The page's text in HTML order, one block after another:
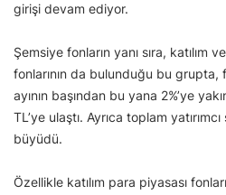
girişi devam ediyor.
Şemsiye fonların yanı sıra, katılım
fonlarının da bulunduğu bu
ayının başından bu yana 2%’ye
TL’ye ulaştı. Ayrıca toplam
büyüdü.
Özellikle katılım para piyasası